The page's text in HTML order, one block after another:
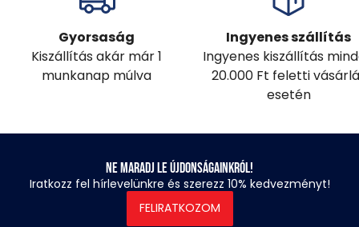
Gyorsaság
Kiszállítás akár már 1
munkanap múlva
Ingyenes szállítás
Ingyenes kiszállítás
20.000 Ft feletti
esetén
Ne maradj le újdonságainkról!
Iratkozz fel hírlevelünkre és szerezz 10% kedvezményt!
FELIRATKOZOM